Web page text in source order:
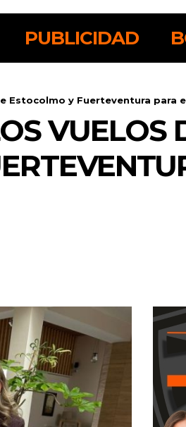
PUBLICIDAD
Estocolmo y Fuerteventura para
VUELOS